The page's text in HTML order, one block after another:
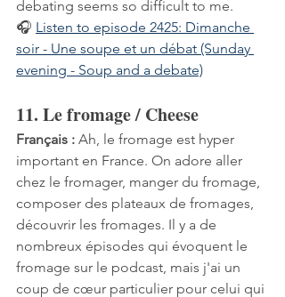
debating seems so difficult to me.
🎧 Listen to episode 2425: Dimanche
soir - Une soupe et un débat (Sunday
evening - Soup and a debate)
11. Le fromage / Cheese
Français : Ah, le fromage est hyper
important en France. On adore aller
chez le fromager, manger du fromage,
composer des plateaux de fromages,
découvrir les fromages. Il y a de
nombreux épisodes qui évoquent le
fromage sur le podcast, mais j'ai un
coup de cœur particulier pour celui qui